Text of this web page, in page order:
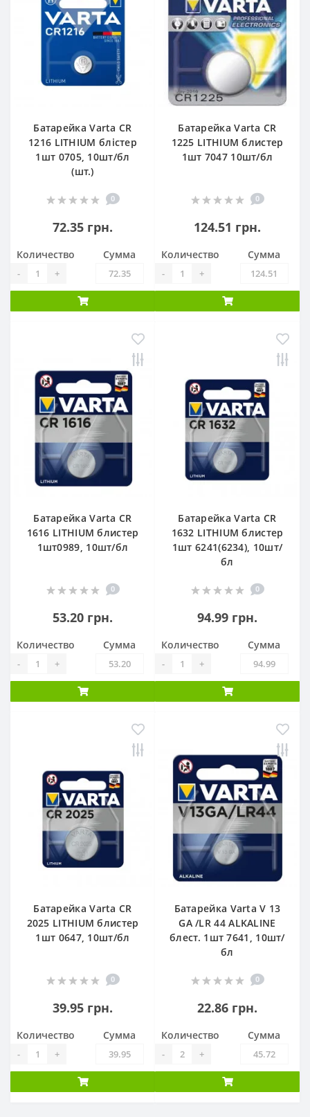
Батарейка Varta CR
1216 LITHIUM блістер
1шт 0705, 10шт/бл
(шт.)
0
72.35 грн.
Количество
- +
Сумма
Батарейка Varta CR
1225 LITHIUM блистер
1шт 7047 10шт/бл
0
124.51 грн.
Количество
- +
Сумма
Батарейка Varta CR
1616 LITHIUM блистер
1шт0989, 10шт/бл
0
53.20 грн.
Количество
- +
Сумма
Батарейка Varta CR
1632 LITHIUM блистер
1шт 6241(6234), 10шт/
бл
0
94.99 грн.
Количество
- +
Сумма
Батарейка Varta CR
2025 LITHIUM блистер
1шт 0647, 10шт/бл
0
39.95 грн.
Количество
- +
Сумма
Батарейка Varta V 13
GA /LR 44 ALKALINE
блест. 1шт 7641, 10шт/
бл
0
22.86 грн.
Количество
- +
Сумма